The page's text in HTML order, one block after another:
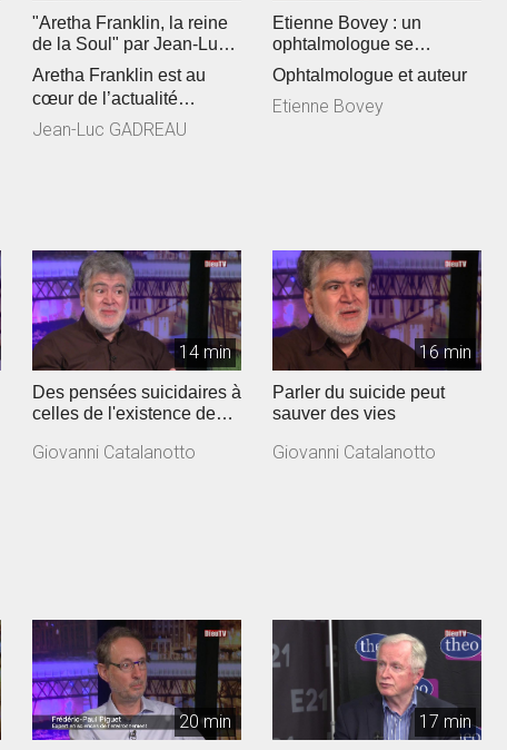
"Aretha Franklin, la reine
de la Soul" par Jean-Luc
Gadreau
Aretha Franklin est au
cœur de l’actualité
culturelle. Jean-Luc
Jean-Luc GADREAU
Etienne Bovey : un
ophtalmologue se
passionne pour la
théologie
Ophtalmologue et auteur
Etienne Bovey
14 min
Des pensées suicidaires à
celles de l'existence de
Giovanni Catalanotto
16 min
Parler du suicide peut
sauver des vies
Giovanni Catalanotto
20 min 17 min